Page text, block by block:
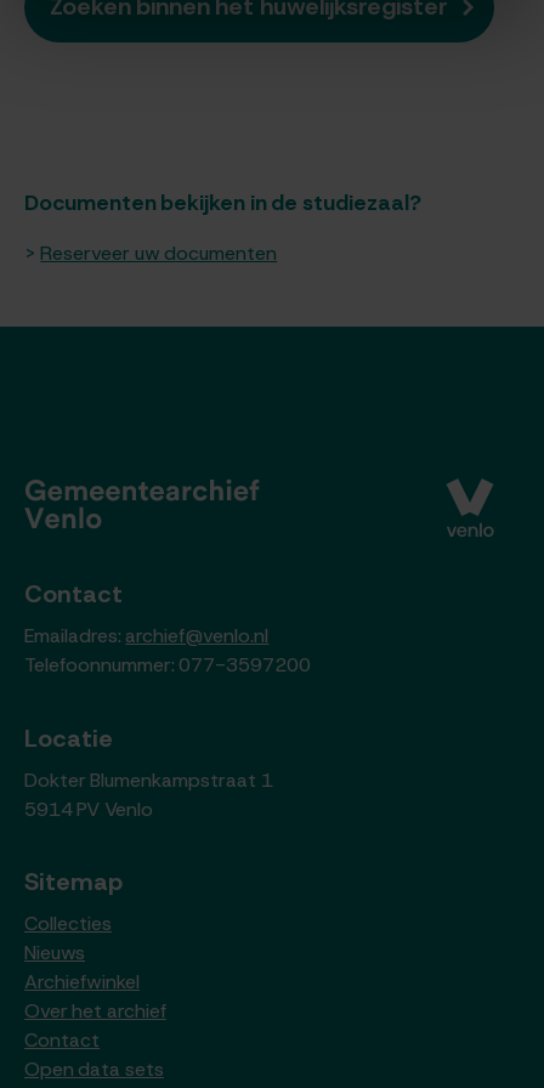
Documenten bekijken in de studiezaal?
Reserveer uw documenten
Contact
Emailadres: archief@venlo.nl
Telefoonnummer: 077-3597200
Locatie
Dokter Blumenkampstraat 1
5914 PV Venlo
Sitemap
Collecties
Nieuws
Archiefwinkel
Over het archief
Contact
Open data sets